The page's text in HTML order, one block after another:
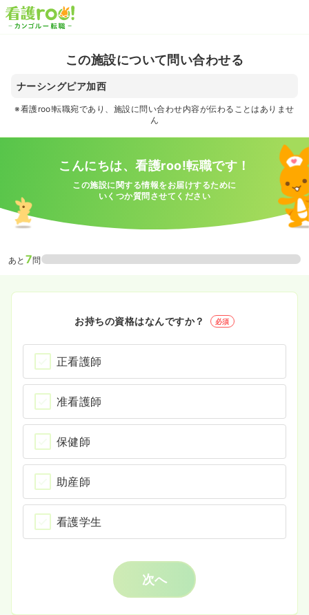
この施設について問い合わせる
ナーシングピア加西
※看護roo!転職宛であり、施設に問い合わせ内容が伝わることはありませ
ん
こんにちは、看護roo!転職です！
この施設に関する情報をお届けするために
いくつか質問させてください
あと 7問
お持ちの資格はなんですか？ 必須
正看護師
准看護師
保健師
助産師
看護学生
次へ